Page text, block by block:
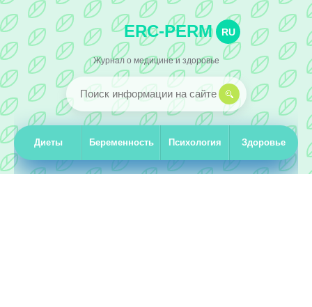
ERC-PERM RU
Журнал о медицине и здоровье
Диеты Беременность Психология Здоровье